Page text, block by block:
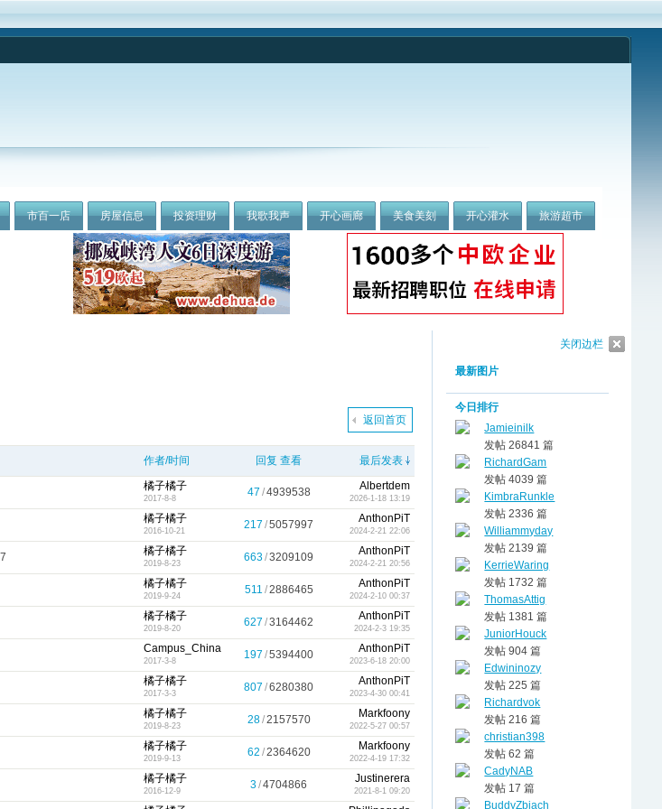
市百一店 房屋信息 投资理财 我歌我声 开心画廊 美食美刻 开心灌水 旅游超市
关闭边栏
返回首页
作者/时间 回复 查看 最后发表
橘子橘子
2017-8-8
47 /4939538 Albertdem
2026-1-18 13:19
橘子橘子
2016-10-21
217 /5057997 AnthonPiT
2024-2-21 22:06
橘子橘子
2019-8-23
663/3209109 AnthonPiT
2024-2-21 20:56
橘子橘子
2019-9-24
511 /2886465 AnthonPiT
2024-2-10 00:37
橘子橘子
2019-8-20
627 /3164462 AnthonPiT
2024-2-3 19:35
Campus_China
2017-3-8
197 /5394400 AnthonPiT
2023-6-18 20:00
橘子橘子
2017-3-3
807 /6280380 AnthonPiT
2023-4-30 00:41
橘子橘子
2019-8-23
28/2157570 Markfoony
2022-5-27 00:57
橘子橘子
2019-9-13
62 /2364620 Markfoony
2022-4-19 17:32
橘子橘子
2016-12-9
3/4704866 Justinerera
2021-8-1 09:20
最新图片
今日排行
Jamieinilk
发帖 26841 篇
RichardGam
发帖 4039 篇
KimbraRunkle
发帖 2336 篇
Williammyday
发帖 2139 篇
KerrieWaring
发帖 1732 篇
ThomasAttig
发帖 1381 篇
JuniorHouck
发帖 904 篇
Edwininozy
发帖 225 篇
Richardvok
发帖 216 篇
christian398
发帖 62 篇
CadyNAB
发帖 17 篇
BuddyZbiach